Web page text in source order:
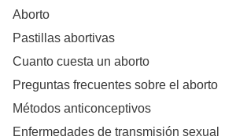
Aborto
Pastillas abortivas
Cuanto cuesta un aborto
Preguntas frecuentes sobre el aborto
Métodos anticonceptivos
Enfermedades de transmisión sexual